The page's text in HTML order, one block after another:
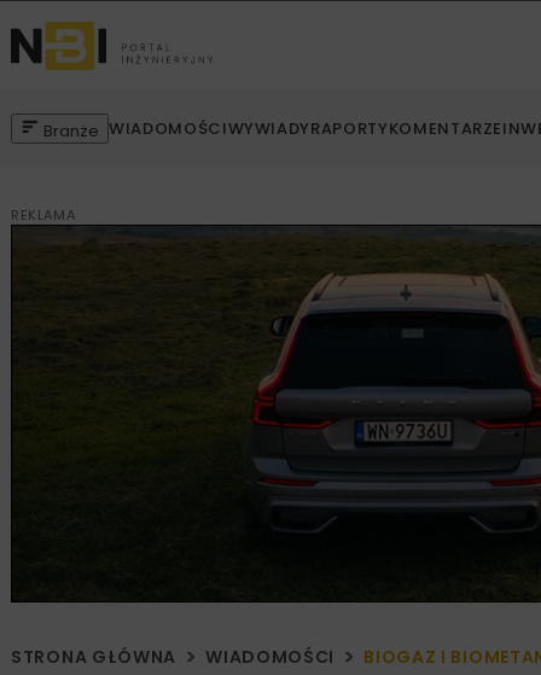
Branże WIADOMOŚCIWYWIADYRAPORTYKOMENTARZE
REKLAMA
STRONA GŁÓWNA WIADOMOŚCI BIOGAZ I